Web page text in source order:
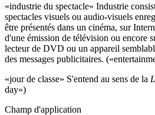
«industrie du spectacle» Industrie
spectacles visuels ou audio-visuels
être présentés dans un cinéma, sur
d'une émission de télévision ou encore
lecteur de DVD ou un appareil
des messages publicitaires.
«jour de classe» S'entend au sens de la
day»)
Champ d'application